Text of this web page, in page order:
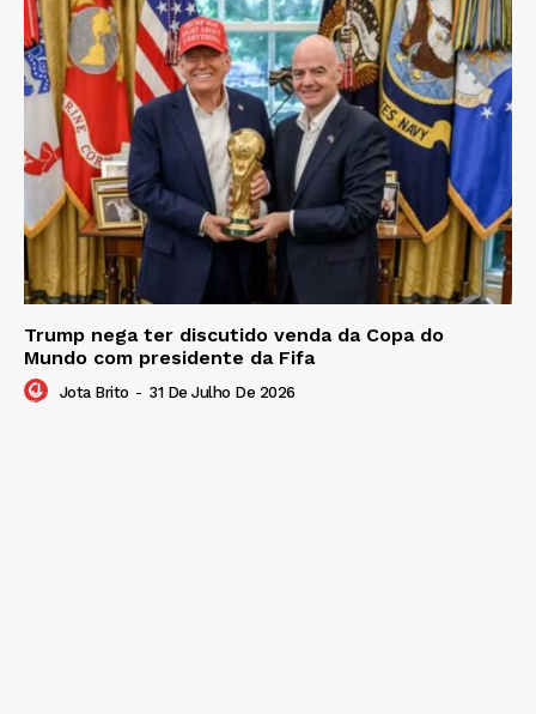
Trump nega ter discutido venda da Copa do
Mundo com presidente da Fifa
Jota Brito - 31 De Julho De 2026